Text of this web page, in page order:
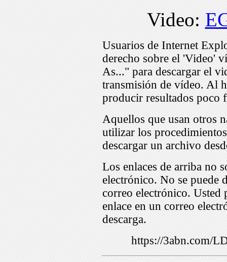
Video:
Usuarios de Internet
derecho sobre el 'Video'
As..." para descargar el
transmisión de vídeo. Al
producir resultados poco
Aquellos que usan otros
utilizar los
descargar un archivo
Los enlaces de arriba no
electrónico. No se puede
correo electrónico. Usted
enlace en un correo
descarga.
https://3abn.com/